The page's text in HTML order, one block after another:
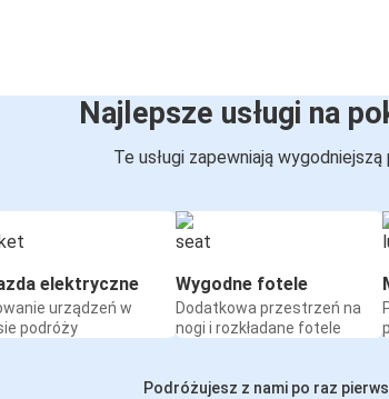
Najlepsze usługi na
Te usługi zapewniają wygodniejszą
elektryczne
urządzeń w
podróży
Wygodne fotele
Dodatkowa przestrzeń na
nogi i rozkładane fotele
Podróżujesz z nami po raz